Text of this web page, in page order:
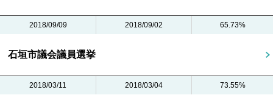
2018/09/09 2018/09/02 65.73%
石垣市議会議員選挙
2018/03/11 2018/03/04 73.55%